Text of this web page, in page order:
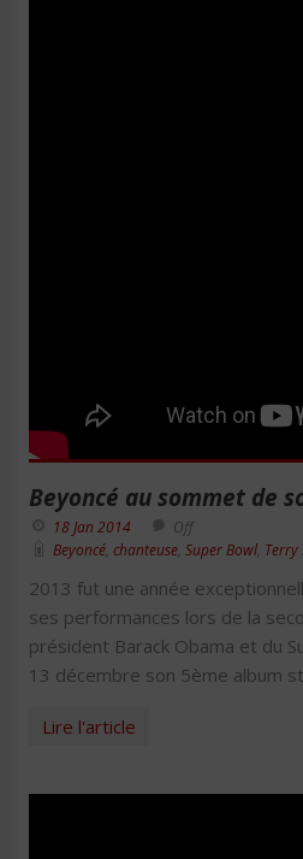
Beyoncé au sommet de
18 Jan 2014
Off
Beyoncé chanteuse Super Bowl Terry
2013 fut une année
ses performances lors de la
président Barack Obama et du
13 décembre son 5ème album
Lire l'article